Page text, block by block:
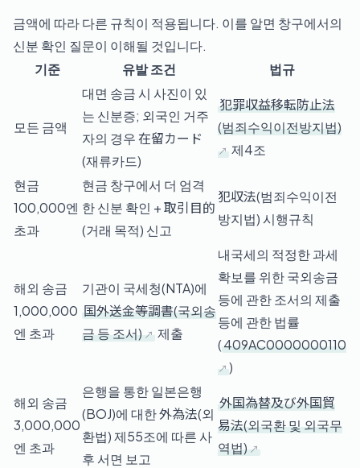
금액에 따라 다른 규칙이 적용됩니다. 이를 알면 창구에서의
신분 확인 질문이 이해될 것입니다.
기준
유발 조건 법규
모든 금액
대면 송금 시 사진이 있
는 신분증; 외국인 거주
자의 경우 在留カード
(재류카드)
犯罪収益移転防止法
(범죄수익이전방지법)
제4조
현금
100,000엔
초과
현금 창구에서 더 엄격
한 신분 확인 + 取引目的
(거래 목적) 신고
犯収法(범죄수익이전
방지법) 시행규칙
해외 송금
1,000,000
엔 초과
기관이 국세청(NTA)에
国外送金等調書(국외송
금 등 조서)
제출
내국세의 적정한 과세
확보를 위한 국외송금
등에 관한 조서의 제출
등에 관한 법률
(409AC0000000110
)
해외 송금
3,000,000
엔 초과
은행을 통한 일본은행
(BOJ)에 대한 外為法(외
환법) 제55조에 따른 사
후 서면 보고
外国為替及び外国貿
易法(외국환 및 외국무
역법)